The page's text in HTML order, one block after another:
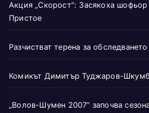
Акция „Скорост“: Засякоха
Пристое
Разчистват терена за
Комикът Димитър Туджаров-
„Волов-Шумен 2007“ започва